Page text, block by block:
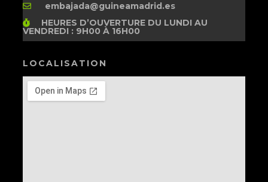
embajada@guineamadrid.es
HEURES D’OUVERTUREDU LUNDI AU
VENDREDI : 9H00 À 16H00
LOCALISATION